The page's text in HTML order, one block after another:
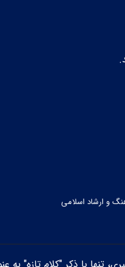
و ارشاد اسلامی